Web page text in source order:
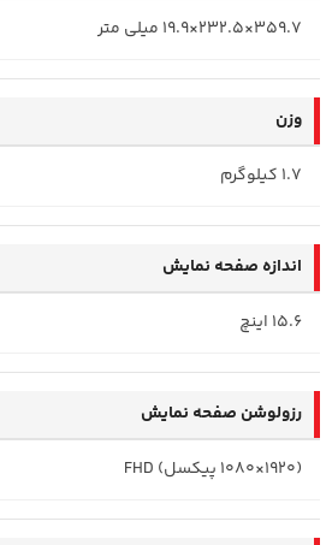
359.7×232.5×19.9 میلی متر
وزن
1.7 کیلوگرم
اندازه صفحه نمایش
15.6 اینچ
رزولوشن صفحه نمایش
(1920×1080 پیکسل) FHD